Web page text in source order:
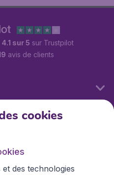
4.1 sur 5 sur Trustpilot
avis de clients
cookies
des technologies